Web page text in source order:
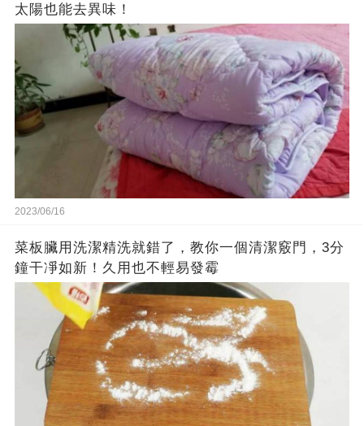
太陽也能去異味！
2023/06/16
菜板臟用洗潔精洗就錯了，教你一個清潔竅門，3分
鐘干凈如新！久用也不輕易發霉